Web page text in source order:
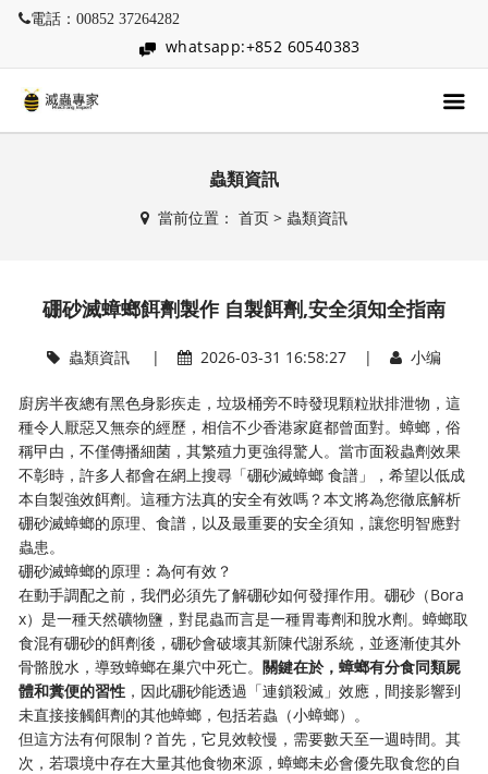
電話：00852 37264282
whatsapp:+852 60540383
蟲類資訊
當前位置： 首页> 蟲類資訊
硼砂滅蟑螂餌劑製作 自製餌劑,安全須知全指南
蟲類資訊| 2026-03-31 16:58:27 | 小编
廚房半夜總有黑色身影疾走，垃圾桶旁不時發現顆粒狀排泄物，這
種令人厭惡又無奈的經歷，相信不少香港家庭都曾面對。蟑螂，俗
稱曱甴，不僅傳播細菌，其繁殖力更強得驚人。當市面殺蟲劑效果
不彰時，許多人都會在網上搜尋「硼砂滅蟑螂 食譜」，希望以低成
本自製強效餌劑。這種方法真的安全有效嗎？本文將為您徹底解析
硼砂滅蟑螂的原理、食譜，以及最重要的安全須知，讓您明智應對
蟲患。
硼砂滅蟑螂的原理：為何有效？
在動手調配之前，我們必須先了解硼砂如何發揮作用。硼砂（Bora
x）是一種天然礦物鹽，對昆蟲而言是一種胃毒劑和脫水劑。蟑螂取
食混有硼砂的餌劑後，硼砂會破壞其新陳代謝系統，並逐漸使其外
骨骼脫水，導致蟑螂在巢穴中死亡。關鍵在於，蟑螂有分食同類屍
體和糞便的習性 ，因此硼砂能透過「連鎖殺滅」效應，間接影響到
未直接接觸餌劑的其他蟑螂，包括若蟲（小蟑螂）。
但這方法有何限制？首先，它見效較慢，需要數天至一週時間。其
次，若環境中存在大量其他食物來源，蟑螂未必會優先取食您的自